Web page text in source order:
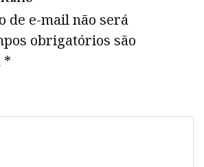
de e-mail não será
obrigatórios são
*